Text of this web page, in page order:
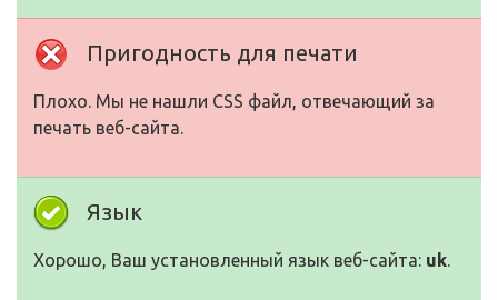
Пригодность для печати
Плохо. Мы не нашли CSS файл, отвечающий за
печать веб-сайта.
Язык
Хорошо, Ваш установленный язык веб-сайта: uk.